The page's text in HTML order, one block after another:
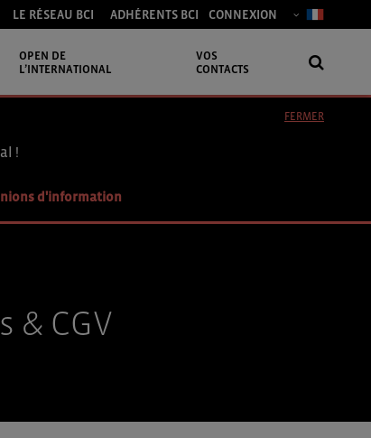
LE RÉSEAU BCI ADHÉRENTS BCI CONNEXION
OPEN DE
L’INTERNATIONAL
VOS
CONTACTS
!
d'information
FERMER
& CGV